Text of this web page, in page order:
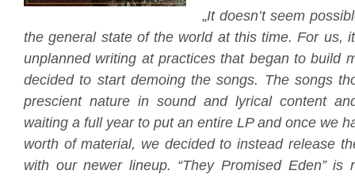
„It doesn’t seem
the general state of the world at this time. For us,
unplanned writing at practices that began to build
decided to start demoing the songs. The songs
prescient nature in sound and lyrical content
waiting a full year to put an entire LP and once we
worth of material, we decided to instead release
with our newer lineup. “They Promised Eden” is